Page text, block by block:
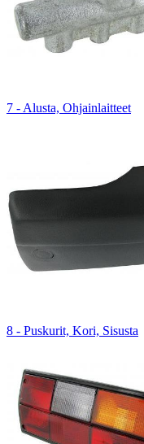
7 - Alusta, Ohjainlaitteet
8 - Puskurit, Kori, Sisusta